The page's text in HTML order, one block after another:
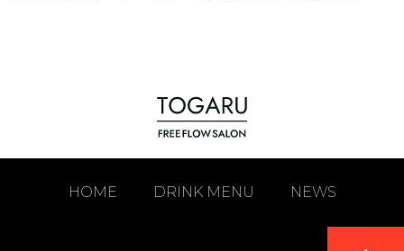
HOME DRINK MENU NEWS